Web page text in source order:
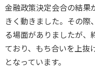
金融政策決定会合の結果
きく動きました。その際
る場面がありましたが、
ており、もち合いを上抜
となっています。